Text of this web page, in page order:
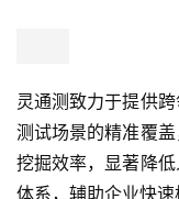
灵通测致力于提供
测试场景的精准覆
挖掘效率，显著降
体系，辅助企业快速